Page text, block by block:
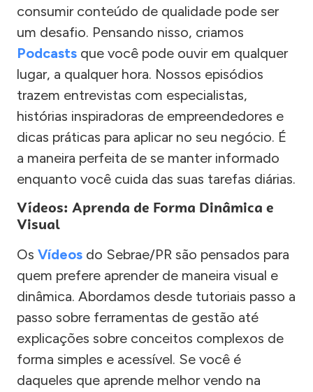
consumir conteúdo de qualidade pode ser
um desafio. Pensando nisso, criamos
Podcasts que você pode ouvir em qualquer
lugar, a qualquer hora. Nossos episódios
trazem entrevistas com especialistas,
histórias inspiradoras de empreendedores e
dicas práticas para aplicar no seu negócio. É
a maneira perfeita de se manter informado
enquanto você cuida das suas tarefas diárias.
Vídeos: Aprenda de Forma Dinâmica e
Visual
Os Vídeos do Sebrae/PR são pensados para
quem prefere aprender de maneira visual e
dinâmica. Abordamos desde tutoriais passo a
passo sobre ferramentas de gestão até
explicações sobre conceitos complexos de
forma simples e acessível. Se você é
daqueles que aprende melhor vendo na